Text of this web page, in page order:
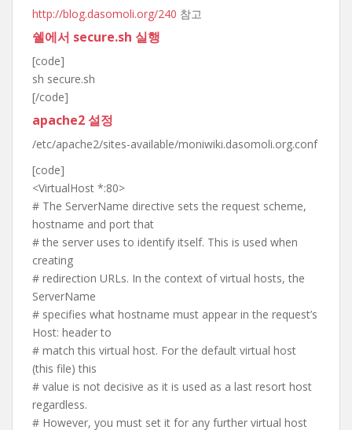
http://blog.dasomoli.org/240 참고
쉘에서 secure.sh 실행
[code]
sh secure.sh
[/code]
apache2 설정
/etc/apache2/sites-available/moniwiki.dasomoli.org.conf
[code]
<VirtualHost *:80>
# The ServerName directive sets the request scheme,
hostname and port that
# the server uses to identify itself. This is used when
creating
# redirection URLs. In the context of virtual hosts, the
ServerName
# specifies what hostname must appear in the request’s
Host: header to
# match this virtual host. For the default virtual host
(this file) this
# value is not decisive as it is used as a last resort host
regardless.
# However, you must set it for any further virtual host